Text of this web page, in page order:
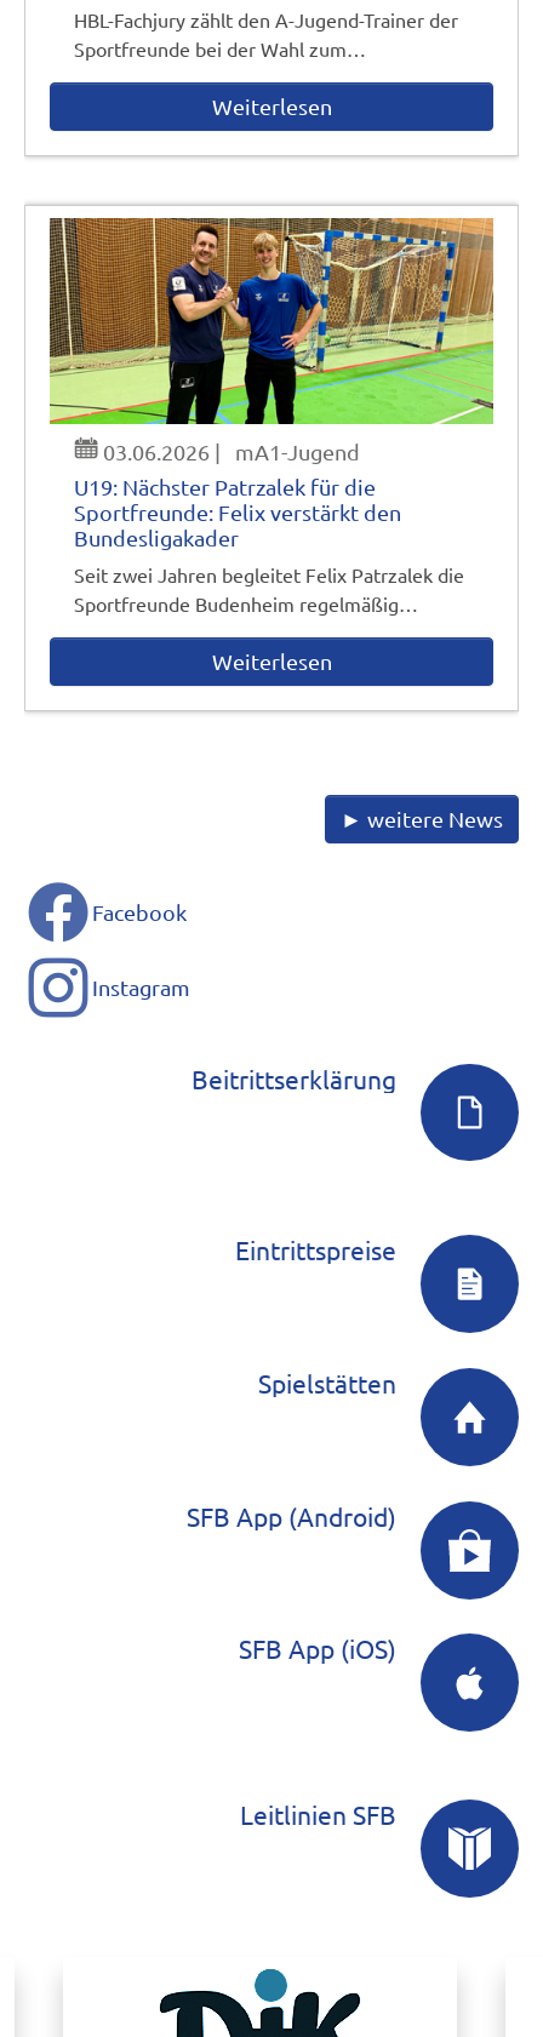
HBL-Fachjury zählt den A-Jugend-Trainer der
Sportfreunde bei der Wahl zum…
Weiterlesen
03.06.2026 |
mA1-Jugend
U19: Nächster Patrzalek für die
Sportfreunde: Felix verstärkt den
Bundesligakader
Seit zwei Jahren begleitet Felix Patrzalek die
Sportfreunde Budenheim regelmäßig…
Weiterlesen
► weitere News
Facebook
Instagram
Beitrittserklärung
Eintrittspreise
Spielstätten
SFB App (Android)
SFB App (iOS)
Leitlinien SFB